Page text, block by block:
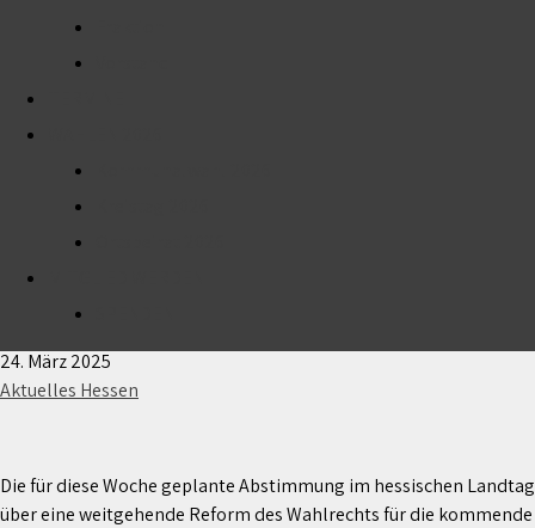
Geplante Wahlrechtsreform durch hessischen
Landtag bedeutet Abbau an Demokratie!
24. März 2025
Aktuelles Hessen
Die für diese Woche geplante Abstimmung im hessischen Landtag
über eine weitgehende Reform des Wahlrechts für die kommende